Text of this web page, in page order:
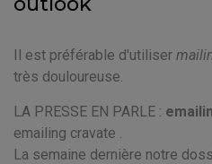
Il est préférable d'utiliser
très douloureuse.
LA PRESSE EN PARLE :
emailing cravate .
La semaine dernière notre